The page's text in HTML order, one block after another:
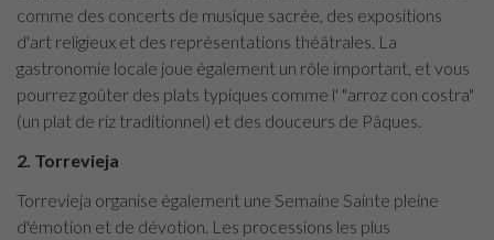
comme des concerts de musique sacrée, des expositions
d'art religieux et des représentations théâtrales. La
gastronomie locale joue également un rôle important, et vous
pourrez goûter des plats typiques comme l' "arroz con costra"
(un plat de riz traditionnel) et des douceurs de Pâques.
2. Torrevieja
Torrevieja organise également une Semaine Sainte pleine
d'émotion et de dévotion. Les processions les plus